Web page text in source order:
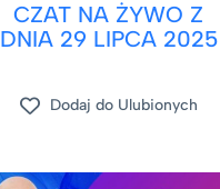
CZAT NA ŻYWO Z
DNIA 29 LIPCA 2025
Dodaj do Ulubionych